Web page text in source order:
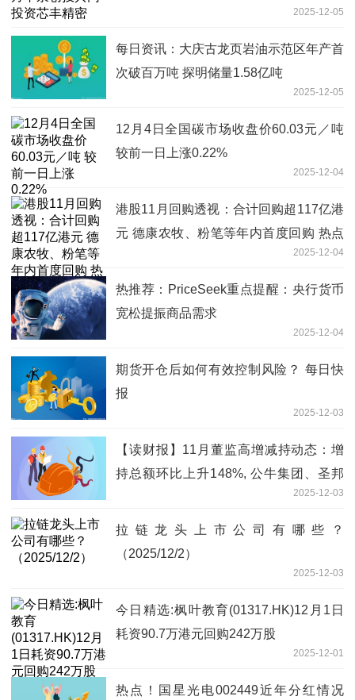
2025-12-05
每日资讯：大庆古龙页岩油示范区年产首
次破百万吨 探明储量1.58亿吨
2025-12-05
12月4日全国碳市场收盘价60.03元／吨
较前一日上涨0.22%
2025-12-04
港股11月回购透视：合计回购超117亿港
元 德康农牧、粉笔等年内首度回购 热点
2025-12-04
热推荐：PriceSeek重点提醒：央行货币
宽松提振商品需求
2025-12-04
期货开仓后如何有效控制风险？ 每日快
报
2025-12-03
【读财报】11月董监高增减持动态：增
持总额环比上升148%, 公牛集团、圣邦
2025-12-03
拉链龙头上市公司有哪些？
（2025/12/2）
2025-12-03
今日精选:枫叶教育(01317.HK)12月1日
耗资90.7万港元回购242万股
2025-12-01
热点！国星光电002449近年分红情况